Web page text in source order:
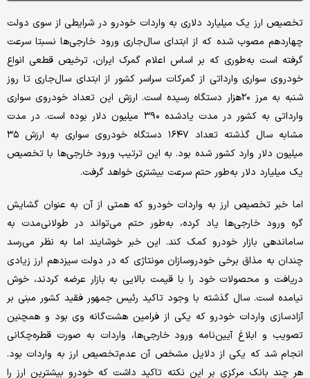
تخصیص ارز یک میلیارد دلاری به واردات خودرو در شرایطی از سوی دولت
چهاردهم مصوب شده که از ابتدای سال‌جاری ورود خارجی‌ها نسبتا سرعت
گرفته است به‌طوری که بر اساس اعلام گمرک ایران، ترخیص قطعی انواع
خودروی سواری وارداتی از گمرکات سراسر کشور از ابتدای سال‌جاری تا روز
شنبه به مرز ۲۰‌هزار دستگاه رسیده است. ارزش این تعداد خودروی سواری
وارداتی به کشور در مدت یاد‌شده ۳۹۰ میلیون دلار بوده است. در مدت
مشابه سال گذشته تعداد ۱۶۴۷ دستگاه خودروی سواری به ارزش ۳۵
میلیون دلار وارد کشور شده بود. به این ترتیب ورود خارجی‌ها با تخصیص
یک میلیارد دلار به‌طور حتم سرعت بیشتری خواهد گرفت.
اما خبر تخصیص ارز به واردات خودرو که همتی از آن به عنوان گشایش
گره ورود خارجی‌ها یاد کرده، به‌طور حتم می‌تواند در طولانی‌مدت به
ساماندهی بازار خودرو کمک کند. این خبر خوشایند اما به نظر می‌رسد
چندان به مذاق برخی خودروسازان مونتاژی که در دولت سیزدهم ارز زیادی
دریافت و محصولات خود را با قیمت بالایی به بازار عرضه کردند، خوش
نیامده است. سال گذشته با وجود تاکید رئیس جمهور فقید کشور مبنی بر
آزادسازی واردات خودرو که یکی از فرامین هشت‌گانه وی بود و همچنین
تصویب و ابلاغ آیین‌نامه ورود خارجی‌ها، واردات به صورت قطره‌چکانی
انجام ‌شد که یکی از دلایل مشخص آن عدم‌تخصیص ارز به واردات بود.
هر چند بانک مرکزی بر این نکته تاکید داشت که خودرو بیشترین ارز را